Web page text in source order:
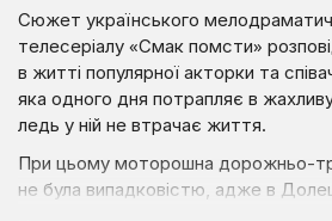
Сюжет українського
телесеріалу «Смак помсти»
в житті популярної акторки та
яка одного дня потрапляє в
ледь у ній не втрачає життя.
При цьому моторошна дорожньо-
не була випадковістю, адже в